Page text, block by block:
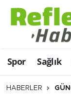
Spor Sağlık
HABERLER
Eğitim
Estetik
Nöbetçi
Hava
Namaz